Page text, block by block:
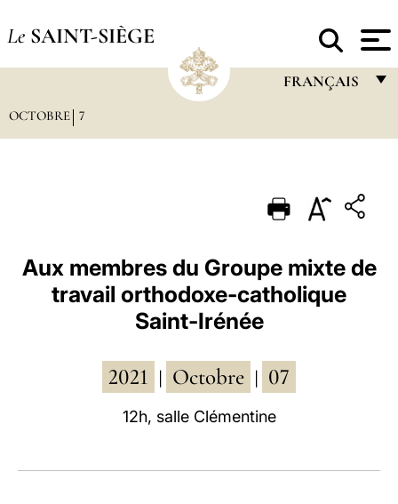
Le SAINT-SIÈGE
FRANÇAIS
PORTUGUÊS
ESPAÑOL
DEUTSCH
العربيّة
中文
OCTOBRE 7
Aux membres du Groupe mixte de
travail orthodoxe-catholique
Saint-Irénée
2021 Octobre 07
12h, salle Clémentine